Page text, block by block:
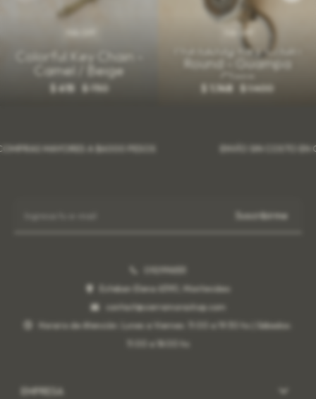
Colorful Key Chain -
Camel / Beige
615 $ 750
Handbag Key Chain
Round - Guampa
Clara
1.148 $ 1.400
MAYORES A $6000 PESOS ENVÍO SIN COSTO EN
Esteban Elena 6390, Montevideo
contact@sierramorashop.com
Horario de Atención: Lunes a Viernes: 11:00 a 19:30 hs | Sábados:
EMPRESA
Suscribirme